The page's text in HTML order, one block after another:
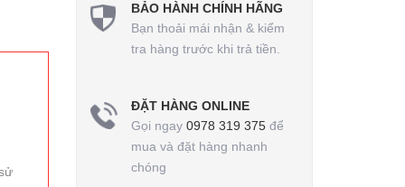
BẢO HÀNH CHÍNH HÃNG
Bạn thoải mái nhận & kiểm
tra hàng trước khi trả tiền.
ĐẶT HÀNG ONLINE
Gọi ngay 0978 319 375để
mua và đặt hàng nhanh
chóng